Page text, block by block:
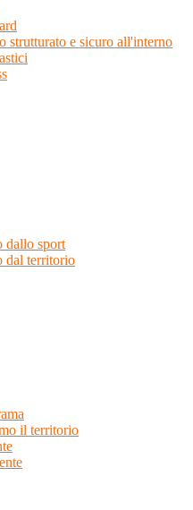
strutturato e sicuro all'interno
dallo sport
dal territorio
il territorio